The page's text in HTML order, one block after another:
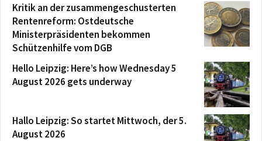
Kritik an der zusammengeschusterten
Rentenreform: Ostdeutsche
Ministerpräsidenten bekommen
Schützenhilfe vom DGB
Hello Leipzig: Here’s how Wednesday 5
August 2026 gets underway
Hallo Leipzig: So startet Mittwoch, der 5.
August 2026